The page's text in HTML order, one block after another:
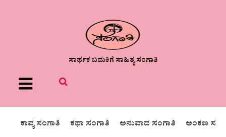
ಸಾರ್ಥಕ ಬದುಕಿಗೆ ಸಾಹಿತ್ಯ ಸಂಗಾತಿ
Menu
ಕಾವ್ಯ ಸಂಗಾತಿ ಕಥಾ ಸಂಗಾತಿ ಅನುವಾದ ಸಂಗಾತಿ ಅಂಕಣ